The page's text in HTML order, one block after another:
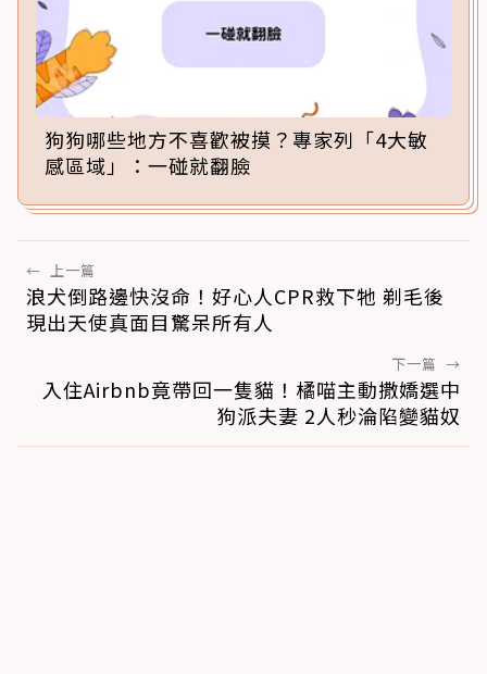
狗狗哪些地方不喜歡被摸？專家列「4大敏
感區域」：一碰就翻臉
← 上一篇
浪犬倒路邊快沒命！好心人CPR救下牠 剃毛後
現出天使真面目驚呆所有人
下一篇 →
入住Airbnb竟帶回一隻貓！橘喵主動撒嬌選中
狗派夫妻 2人秒淪陷變貓奴